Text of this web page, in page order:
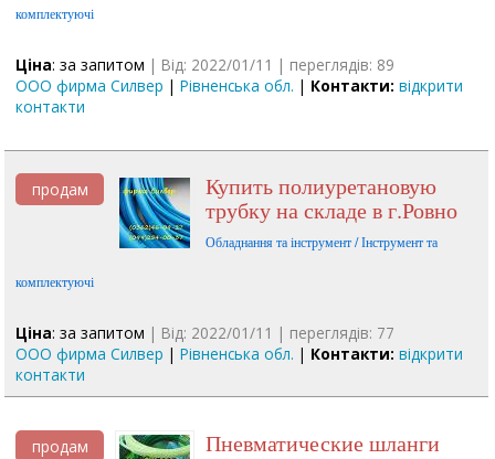
комплектуючі
Ціна: за запитом | Від: 2022/01/11 | переглядів: 89
ООО фирма Силвер |Рівненська обл. | Контакти: відкрити
контакти
продам Купить полиуретановую
трубку на складе в г.Ровно
Обладнання та інструмент / Інструмент та
комплектуючі
Ціна: за запитом | Від: 2022/01/11 | переглядів: 77
ООО фирма Силвер |Рівненська обл. | Контакти: відкрити
контакти
продам Пневматические шланги